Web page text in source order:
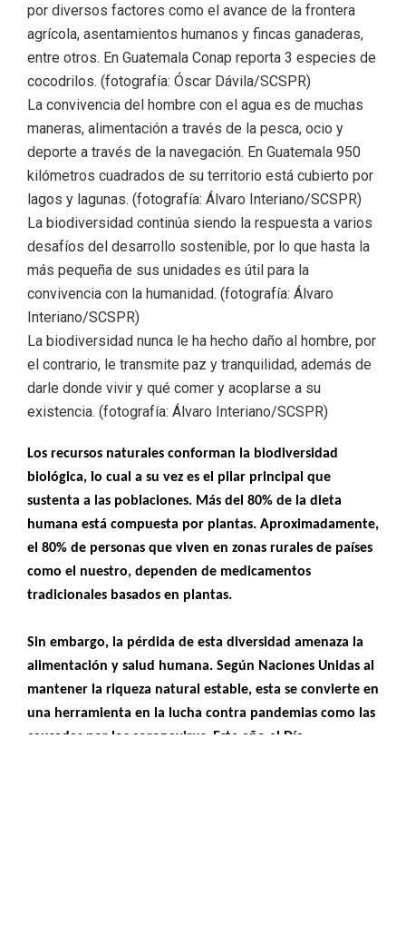
por diversos factores como el avance de la frontera
agrícola, asentamientos humanos y fincas ganaderas,
entre otros. En Guatemala Conap reporta 3 especies de
cocodrilos. (fotografía: Óscar Dávila/SCSPR)
La convivencia del hombre con el agua es de muchas
maneras, alimentación a través de la pesca, ocio y
deporte a través de la navegación. En Guatemala 950
kilómetros cuadrados de su territorio está cubierto por
lagos y lagunas. (fotografía: Álvaro Interiano/SCSPR)
La biodiversidad continúa siendo la respuesta a varios
desafíos del desarrollo sostenible, por lo que hasta la
más pequeña de sus unidades es útil para la
convivencia con la humanidad. (fotografía: Álvaro
Interiano/SCSPR)
La biodiversidad nunca le ha hecho daño al hombre, por
el contrario, le transmite paz y tranquilidad, además de
darle donde vivir y qué comer y acoplarse a su
existencia. (fotografía: Álvaro Interiano/SCSPR)
Los recursos naturales conforman la biodiversidad
biológica, lo cual a su vez es el pilar principal que
sustenta a las poblaciones. Más del 80% de la dieta
humana está compuesta por plantas. Aproximadamente,
el 80% de personas que viven en zonas rurales de países
como el nuestro, dependen de medicamentos
tradicionales basados en plantas.
Sin embargo, la pérdida de esta diversidad amenaza la
alimentación y salud humana. Según Naciones Unidas al
mantener la riqueza natural estable, esta se convierte en
una herramienta en la lucha contra pandemias como las
causadas por los coronavirus. Este año el Día